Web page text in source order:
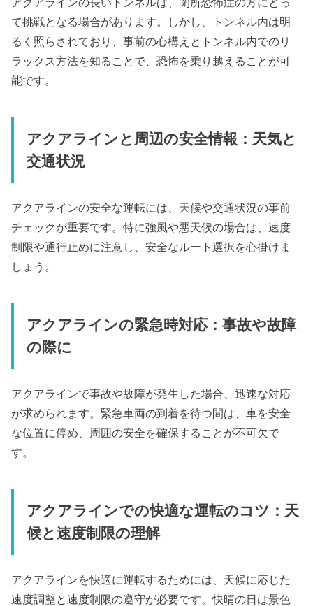
て挑戦となる場合があります。しかし、トンネル内は明
るく照らされており、事前の心構えとトンネル内でのリ
ラックス方法を知ることで、恐怖を乗り越えることが可
能です。
アクアラインと周辺の安全情報：天気と
交通状況
アクアラインの安全な運転には、天候や交通状況の事前
チェックが重要です。特に強風や悪天候の場合は、速度
制限や通行止めに注意し、安全なルート選択を心掛けま
しょう。
アクアラインの緊急時対応：事故や故障
の際に
アクアラインで事故や故障が発生した場合、迅速な対応
が求められます。緊急車両の到着を待つ間は、車を安全
な位置に停め、周囲の安全を確保することが不可欠で
す。
アクアラインでの快適な運転のコツ：天
候と速度制限の理解
アクアラインを快適に運転するためには、天候に応じた
速度調整と速度制限の遵守が必要です。快晴の日は景色